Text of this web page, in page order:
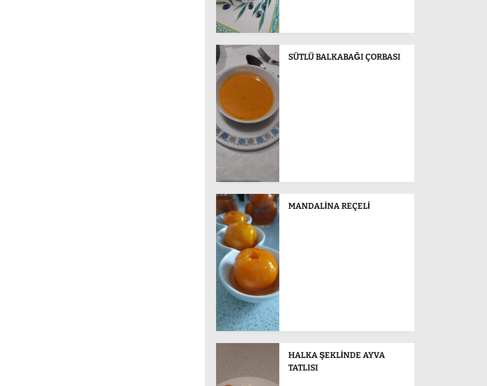
SÜTLÜ BALKABAĞI ÇORBASI
MANDALİNA REÇELİ
HALKA ŞEKLİNDE AYVA
TATLISI